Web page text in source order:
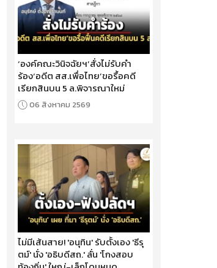
‘องค์คณะวินิจฉัยฯ’สั่งไม่รับคำ
ร้อง‘อดีต สส.เพื่อไทย’ขอรื้อคดี
เรียกสินบน 5 ล.พิจารณาใหม่
06 สิงหาคม 2569
ไม่มีเส้นสาย! 'อนุทิน' รับตั้งเอง 'ธีรุ
ตม์' นั่ง 'อธิบดีสถ.' ลั่น 'โกงสอบ